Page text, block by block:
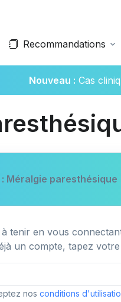
Recommandations
Nouveau : Cas
Méralgie paresthésique
tenir en vous
un compte, tapez
nos conditions